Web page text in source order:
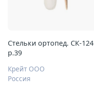
Стельки ортопед. СК-124
р.39
Крейт ООО
Россия